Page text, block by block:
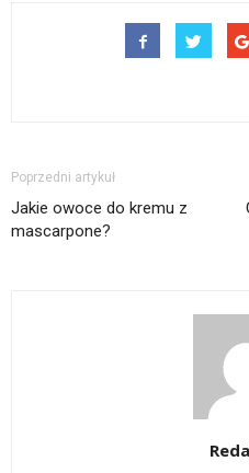
Poprzedni artykuł
Jakie owoce do kremu z
mascarpone?